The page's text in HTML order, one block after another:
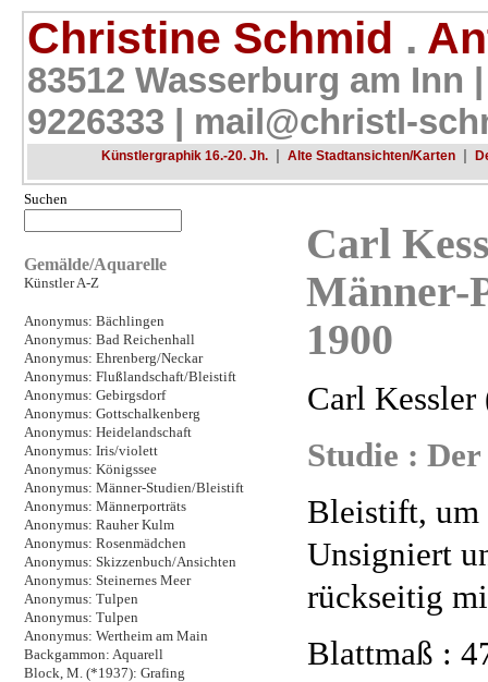
Christine Schmid .
83512 Wasserburg am Inn
9226333 | mail@christl-
Künstlergraphik 16.-20. Jh. | Alte Stadtansichten/Karten |
Suchen
Gemälde/Aquarelle
Künstler A-Z
Anonymus: Bächlingen
Anonymus: Bad Reichenhall
Anonymus: Ehrenberg/Neckar
Anonymus: Flußlandschaft/Bleistift
Anonymus: Gebirgsdorf
Anonymus: Gottschalkenberg
Anonymus: Heidelandschaft
Anonymus: Iris/violett
Anonymus: Königssee
Anonymus: Männer-Studien/Bleistift
Anonymus: Männerporträts
Anonymus: Rauher Kulm
Anonymus: Rosenmädchen
Anonymus: Skizzenbuch/Ansichten
Anonymus: Steinernes Meer
Anonymus: Tulpen
Anonymus: Tulpen
Anonymus: Wertheim am Main
Backgammon: Aquarell
Block, M. (*1937): Grafing
Carl
Männer-
1900
Carl
Studie :
Bleistift, um
Unsigniert
rückseitig
Blattmaß :